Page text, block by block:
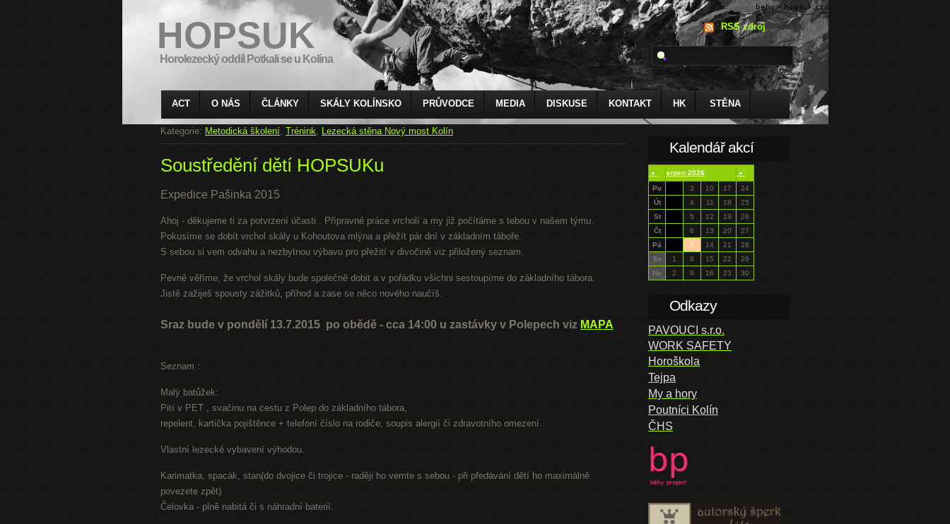
HOPSUK
Horolezecký oddíl Potkali se u Kolína
RSS zdroj
ACT O NÁS ČLÁNKY SKÁLY KOLÍNSKO PRŮVODCE MEDIA DISKUSE KONTAKT HK STĚNA
Kategorie: Metodická školení, Trénink, Lezecká stěna Nový most Kolín
Soustředění dětí HOPSUKu
Expedice Pašinka 2015
Ahoj - děkujeme ti za potvrzení účasti . Přípravné práce vrcholí a my již počítáme s tebou v našem týmu.
Pokusíme se dobít vrchol skály u Kohoutova mlýna a přežít pár dní v základním táboře.
S sebou si vem odvahu a nezbytnou výbavu pro přežití v divočině viz přiložený seznam.
Pevně věříme, že vrchol skály bude společně dobit a v pořádku všichni sestoupíme do základního tábora.
Jistě zažiješ spousty zážitků, příhod a zase se něco nového naučíš.
Sraz bude v pondělí 13.7.2015 po obědě - cca 14:00 u zastávky v Polepech viz MAPA
Seznam :
Malý batůžek:
Pití v PET , svačinu na cestu z Polep do základního tábora,
repelent, kartička pojištěnce + telefoní číslo na rodiče, soupis alergií či zdravotního omezení.
Vlastní lezecké vybavení výhodou.
Karimatka, spacák, stan(do dvojice či trojice - raději ho vemte s sebou - při předávání dětí ho maximálně
povezete zpět)
Čelovka - plně nabitá či s náhradní baterií.
Kalendář akcí
« srpen 2026
»
Po
3 10 17
24
Út
4 11 18
25
St
5 12 19
26
Čt
6 13 20
27
Pá
7 14 21
28
So
1 8 15 22
29
Ne
2 9 16 23 30
Odkazy
PAVOUCI s.r.o.
WORK SAFETY
Horoškola
Tejpa
My a hory
Poutníci Kolín
ČHS